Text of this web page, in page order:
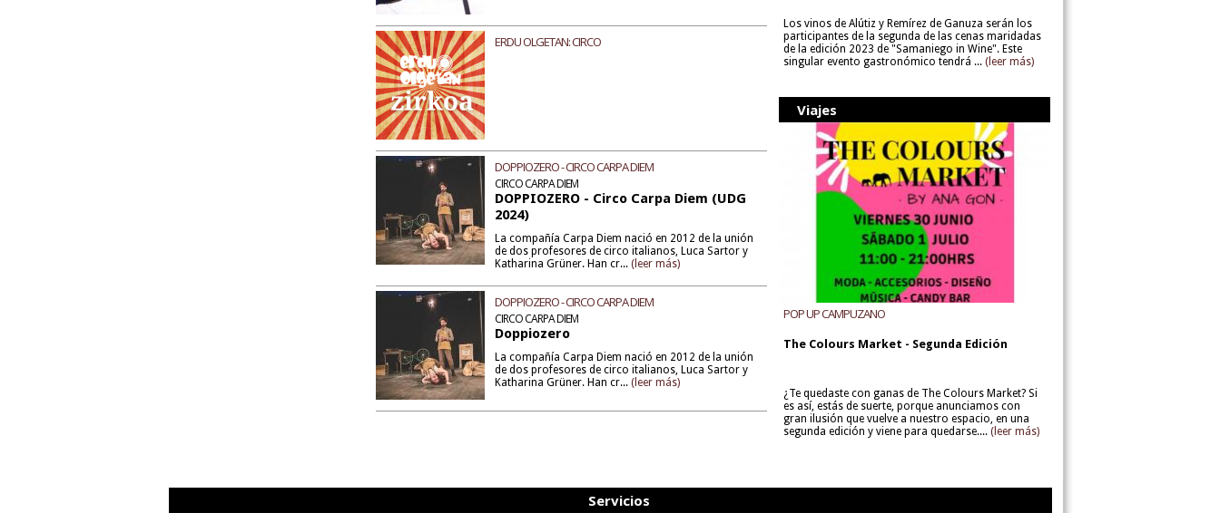
ERDU OLGETAN: CIRCO
DOPPIOZERO - CIRCO CARPA DIEM
CIRCO CARPA DIEM
DOPPIOZERO - Circo Carpa Diem (UDG
2024)
La compañía Carpa Diem nació en 2012 de la unión
de dos profesores de circo italianos, Luca Sartor y
Katharina Grüner. Han cr...(leer más)
DOPPIOZERO - CIRCO CARPA DIEM
CIRCO CARPA DIEM
Doppiozero
La compañía Carpa Diem nació en 2012 de la unión
de dos profesores de circo italianos, Luca Sartor y
Katharina Grüner. Han cr...(leer más)
Los vinos de Alútiz y Remírez de Ganuza serán los
participantes de la segunda de las cenas maridadas
de la edición 2023 de "Samaniego in Wine". Este
singular evento gastronómico tendrá ... (leer más)
Viajes
POP UP CAMPUZANO
The Colours Market - Segunda Edición
¿Te quedaste con ganas de The Colours Market? Si
es así, estás de suerte, porque anunciamos con
gran ilusión que vuelve a nuestro espacio, en una
segunda edición y viene para quedarse.... (leer más)
Servicios